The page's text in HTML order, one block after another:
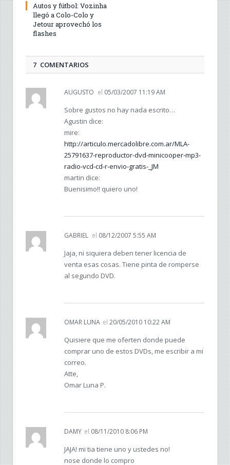
Autos y fútbol: Vozinha
llegó a Colo-Colo y
Jetour aprovechó los
flashes
7 COMENTARIOS
AUGUSTO el 05/03/2007 11:19 AM
Sobre gustos no hay nada escrito…
Agustin dice:
mire:
http://articulo.mercadolibre.com.ar/MLA-
25791637-reproductor-dvd-minicooper-mp3-
radio-vcd-cd-r-envio-gratis-_JM
martin dice:
Buenisimo!! quiero uno!
GABRIEL el 08/12/2007 5:55 AM
Jaja, ni siquiera deben tener licencia de
venta esas cosas. Tiene pinta de romperse
al segundo DVD.
OMAR LUNA el 20/05/2010 10:22 AM
Quisiere que me oferten donde puede
comprar uno de estos DVDs, me escribir a mi
correo.
Atte,
Omar Luna P.
DAMY el 08/11/2010 8:06 PM
JAJA! mi tia tiene uno y ustedes no!
nose donde lo compro